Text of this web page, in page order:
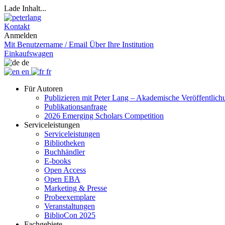
Lade Inhalt...
Kontakt
Anmelden
Mit Benutzername / Email Über Ihre Institution
Einkaufswagen
de
en
fr
Für Autoren
Publizieren mit Peter Lang – Akademische
Publikationsanfrage
2026 Emerging Scholars Competition
Serviceleistungen
Serviceleistungen
Bibliotheken
Buchhändler
E-books
Open Access
Open EBA
Marketing & Presse
Probeexemplare
Veranstaltungen
BiblioCon 2025